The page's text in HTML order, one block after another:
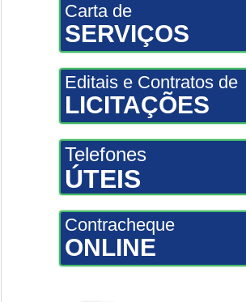
Carta de
SERVIÇOS
Editais e Contratos de
LICITAÇÕES
Telefones
ÚTEIS
Contracheque
ONLINE